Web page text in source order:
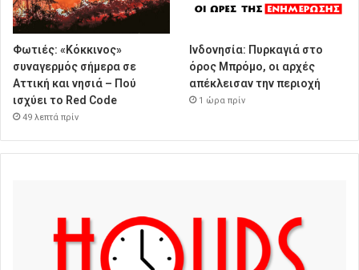
Φωτιές: «Κόκκινος»
συναγερμός σήμερα σε
Αττική και νησιά – Πού
ισχύει το Red Code
49 λεπτά πρίν
Ινδονησία: Πυρκαγιά στο
όρος Μπρόμο, οι αρχές
απέκλεισαν την περιοχή
1 ώρα πρίν